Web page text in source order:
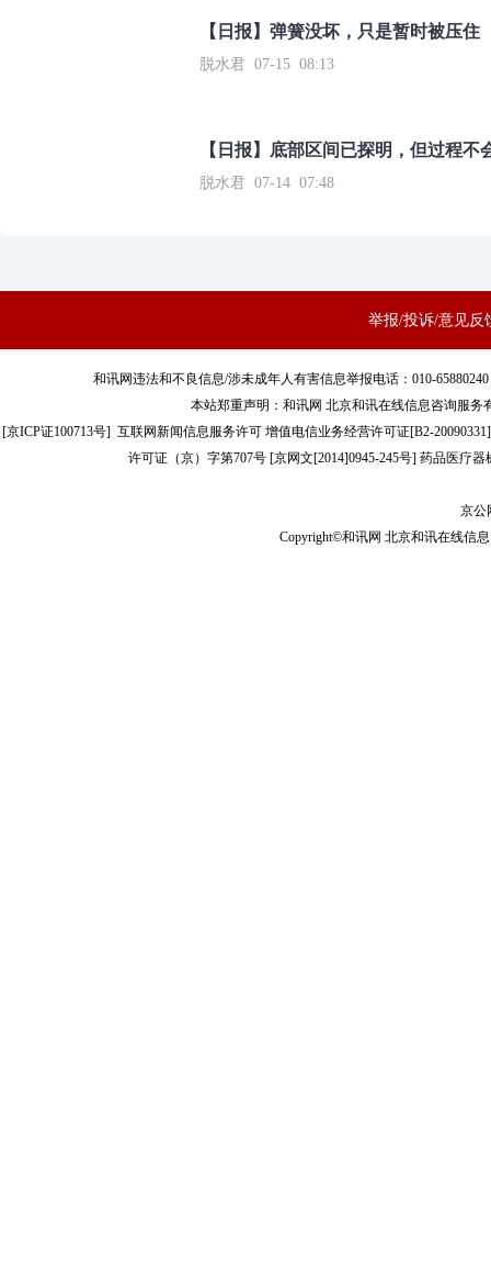
【日报】弹簧没坏，只是暂时被压住
脱水君 07-15 08:13
【日报】底部区间已探明，但过程不
脱水君 07-14 07:48
举报/投诉/意见反
和讯网违法和不良信息/涉未成年人有害信息举报电话：010-
本站郑重声明：和讯网 北京和讯在线信息咨询服
[京ICP证100713号] 互联网新闻信息服务许可 增值电信业务经营许可证[B2-20090331]
许可证（京）字第707号 [京网文[2014]0945-245号] 药品医疗器
京公
Copyright©和讯网 北京和讯在线信